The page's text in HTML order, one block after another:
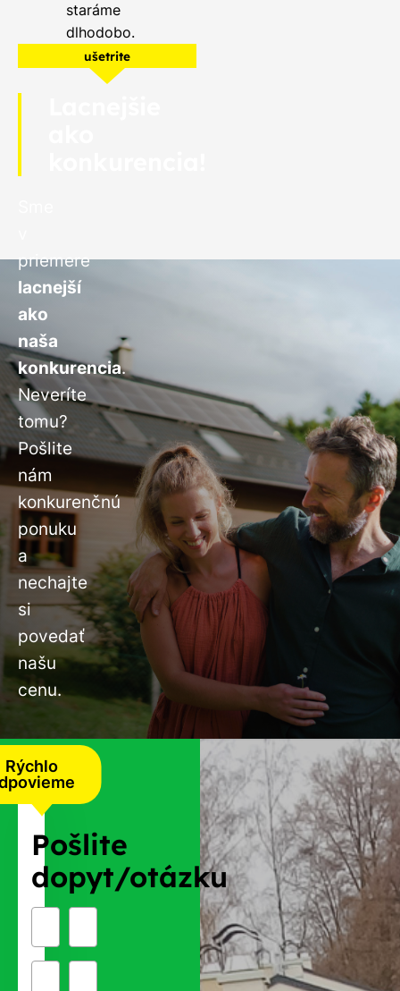
staráme
dlhodobo.
ušetrite
priemere
lacnejší
ako
naša
konkurencia.
Neveríte
tomu?
Pošlite
nám
konkurenčnú
ponuku
a
nechajte
si
povedať
našu
cenu.
Rýchlo
Pošlite
dopyt/otázku